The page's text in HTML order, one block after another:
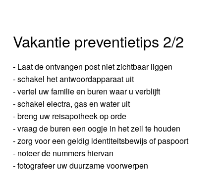
Vakantie preventietips 2/2
- Laat de ontvangen post niet zichtbaar liggen
- schakel het antwoordapparaat uit
- vertel uw familie en buren waar u verblijft
- schakel electra, gas en water uit
- breng uw reisapotheek op orde
- vraag de buren een oogje in het zeil te houden
- zorg voor een geldig identiteitsbewijs of paspoort
- noteer de nummers hiervan
- fotografeer uw duurzame voorwerpen